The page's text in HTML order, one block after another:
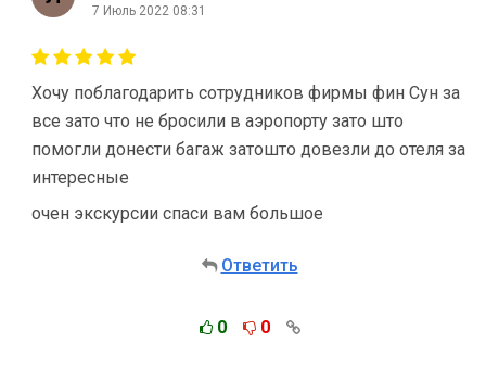
7 Июль 2022 08:31
Хочу поблагодарить сотрудников фирмы фин Сун за
все зато что не бросили в аэропорту зато што
помогли донести багаж затошто довезли до отеля за
интересные
очен экскурсии спаси вам большое
Ответить
0 0